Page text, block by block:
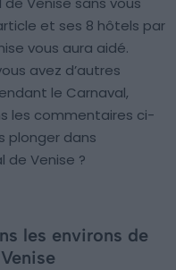
et ses 8 hôtels par
vous aura aidé.
avez d’autres
le Carnaval,
les commentaires ci-
plonger dans
de Venise ?
les environs de